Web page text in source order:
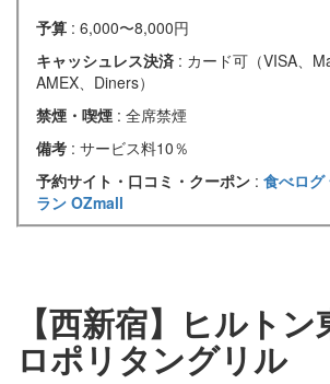
予算 : 6,000〜8,000円
キャッシュレス決済 : カード可（VISA、
AMEX、Diners）
禁煙・喫煙 : 全席禁煙
備考 : サービス料10％
予約サイト・口コミ・クーポン : 食べログ
ラン OZmall
【西新宿】ヒルトン
ロポリタングリル